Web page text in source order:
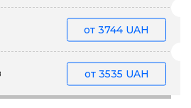
от 3744 UAH
от 3535 UAH